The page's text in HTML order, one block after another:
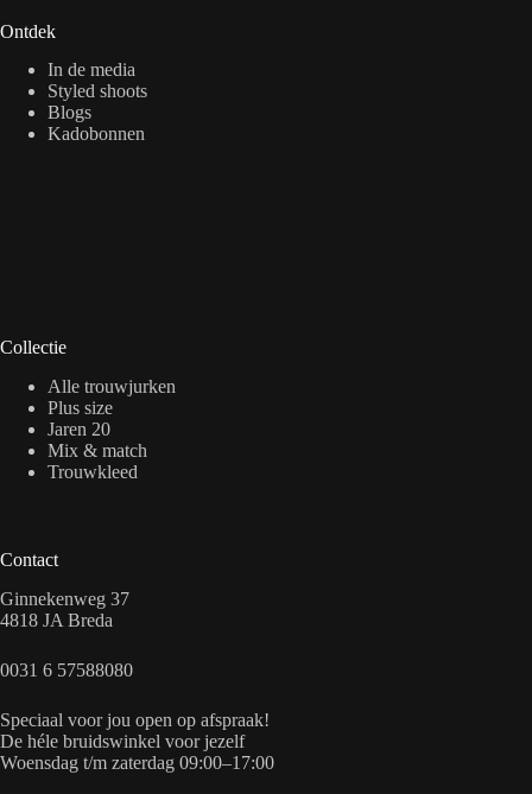
Ontdek
In de media
Styled shoots
Blogs
Kadobonnen
Collectie
Alle trouwjurken
Plus size
Jaren 20
Mix & match
Trouwkleed
Contact
Ginnekenweg 37
4818 JA Breda
0031 6 57588080
Speciaal voor jou open op afspraak!
De héle bruidswinkel voor jezelf
Woensdag t/m zaterdag 09:00–17:00